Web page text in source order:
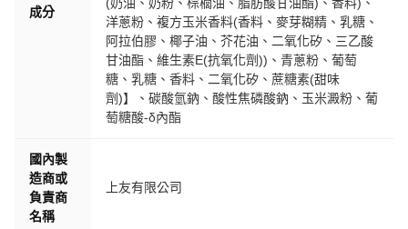
成分
洋蔥粉、複方玉米香料(香料、麥芽糊精、乳糖、
阿拉伯膠、椰子油、芥花油、二氧化矽、三乙酸
甘油酯、維生素E(抗氧化劑))、青蔥粉、葡萄
糖、乳糖、香料、二氧化矽、蔗糖素(甜味
劑)】、碳酸氫鈉、酸性焦磷酸鈉、玉米澱粉、葡
萄糖酸-δ內酯
國內製
造商或
負責商
名稱
上友有限公司